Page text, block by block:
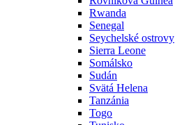
Rwanda
Senegal
Seychelské ostrovy
Sierra Leone
Somálsko
Sudán
Svätá Helena
Tanzánia
Togo